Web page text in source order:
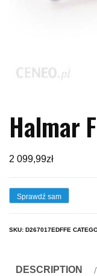
Halmar
2 099,99zł
Sprawdź sam
SKU: D267017EDFFE
DESCRIPTION